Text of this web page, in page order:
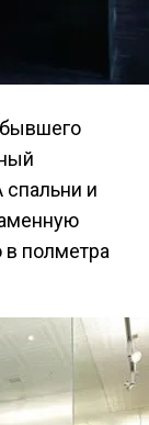
и
в полметра